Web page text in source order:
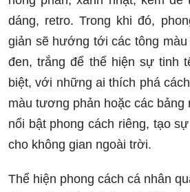
dáng, retro. Trong khi đó,
giản sẽ hướng tới các tông
đen, trắng để thể hiện sự tinh
biệt, với những ai thích phá
màu tương phản hoặc các bảng
nổi bật phong cách riêng, tạo
cho không gian ngoài trời.
Thể hiện phong cách cá nhân